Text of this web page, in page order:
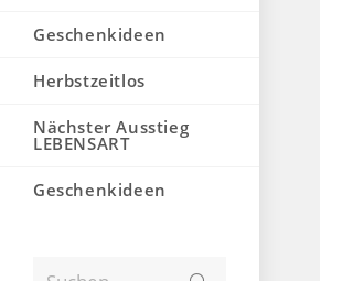
Geschenkideen
Herbstzeitlos
Nächster Ausstieg
LEBENSART
Geschenkideen